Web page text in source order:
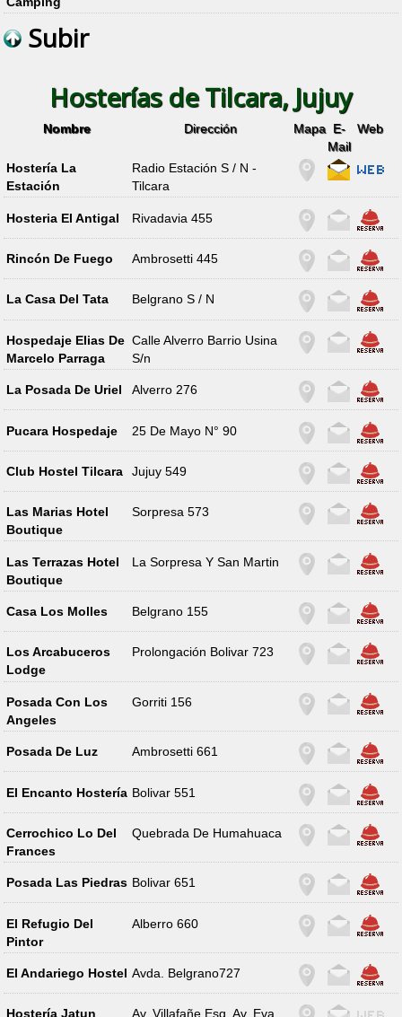
Subir
Hosterías de Tilcara, Jujuy
Nombre Dirección Mapa E-
Mail
Web
Hostería La
Estación
Radio Estación S / N -
Tilcara
Hosteria El Antigal Rivadavia 455
Rincón De Fuego Ambrosetti 445
La Casa Del Tata Belgrano S / N
Hospedaje Elias De
Marcelo Parraga
Calle Alverro Barrio Usina
S/n
La Posada De Uriel Alverro 276
Pucara Hospedaje 25 De Mayo N° 90
Club Hostel Tilcara Jujuy 549
Las Marias Hotel
Boutique
Sorpresa 573
Las Terrazas Hotel
Boutique
La Sorpresa Y San Martin
Casa Los Molles Belgrano 155
Los Arcabuceros
Lodge
Prolongación Bolivar 723
Posada Con Los
Angeles
Gorriti 156
Posada De Luz Ambrosetti 661
El Encanto Hostería Bolivar 551
Cerrochico Lo Del
Frances
Quebrada De Humahuaca
Posada Las Piedras Bolivar 651
El Refugio Del
Pintor
Alberro 660
El Andariego Hostel Avda. Belgrano727
Hostería Jatun Av. Villafañe Esq. Av. Eva